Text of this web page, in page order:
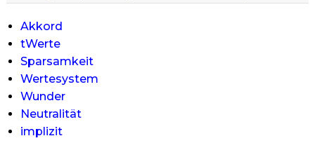
Akkord
tWerte
Sparsamkeit
Wertesystem
Wunder
Neutralität
implizit